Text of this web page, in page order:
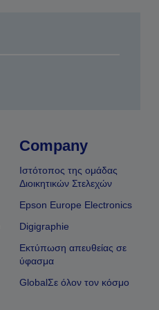
Company
Ιστότοπος της ομάδας
Διοικητικών Στελεχών
Epson Europe Electronics
Digigraphie
Εκτύπωση απευθείας σε
ύφασμα
GlobalΣε όλον τον κόσμο